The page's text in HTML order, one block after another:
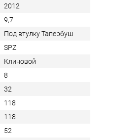
2012
9,7
Под втулку Тапербуш
SPZ
Клиновой
8
32
118
118
52